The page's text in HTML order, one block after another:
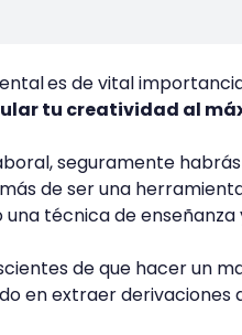
es de vital
tu creatividad al
seguramente
de ser una
técnica de enseñanza
de que hacer un
en extraer derivaciones